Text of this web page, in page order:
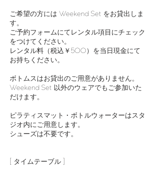
ご希望の方には Weekend Set をお貸出しま
す。
ご予約フォームにてレンタル項目にチェック
をつけてください。
レンタル料（税込￥500）を当日現金にて
お持ちください。
ボトムスはお貸出のご用意がありません。
Weekend Set 以外のウェアでもご参加いた
だけます。
ピラティスマット・ボトルウォーターはスタ
ジオ内にご用意します。
シューズは不要です。
[ タイムテーブル ]